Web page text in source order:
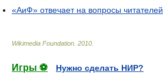
«АиФ» отвечает на вопросы читателей
Wikimedia Foundation 2010
Игры ⚽
Нужно сделать НИР?